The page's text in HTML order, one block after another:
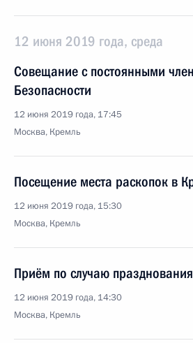
12 июня 2019 года, среда
Совещание с постоянными
Безопасности
12 июня 2019 года, 17:45
Москва, Кремль
Посещение места раскопок в
12 июня 2019 года, 15:30
Москва, Кремль
Приём по случаю
12 июня 2019 года, 14:30
Москва, Кремль